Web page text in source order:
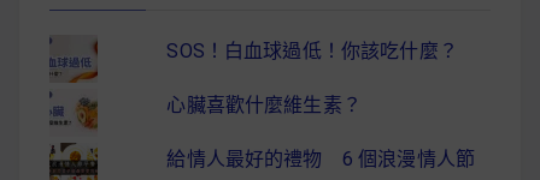
SOS！白血球過低！你該吃什麼？
心臟喜歡什麼維生素？
給情人最好的禮物 6 個浪漫情人節